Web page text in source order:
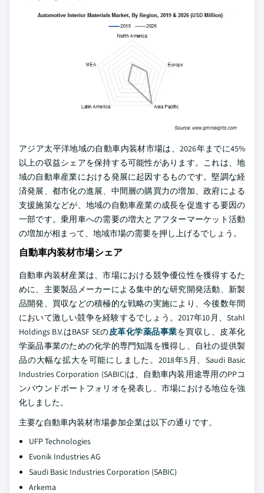
アジア太平洋地域の自動車内装材市場は、2026年までに45%
以上の収益シェアを保持する可能性があります。これは、地
域の自動車産業における発展に起因するものです。堅調な経
済発展、都市化の進展、中間層の購買力の増加、政府による
支援施策などが、地域の自動車産業の成長を促進する要因の
一部です。乗用車への需要の増大とアフターマーケット活動
の増加が相まって、地域市場の需要を押し上げるでしょう。
自動車内装材市場シェア
自動車内装材産業は、市場における競争優位性を獲得するた
めに、主要製品メーカーによる集中的な研究開発活動、新製
品開発、買収などの積極的な戦略の実施により、今後数年間
において激しい競争を経験するでしょう。2017年10月、Stahl
Holdings B.V.はBASF SEの皮革化学薬品事業を買収し、皮革化
学薬品事業のための化学的専門知識を獲得し、自社の提供製
品の大幅な拡大を可能にしました。2018年5月、Saudi Basic
Industries Corporation (SABIC)は、自動車内装用途専用のPPコ
ンパウンドポートフォリオを発表し、市場における地位を強
化しました。
主要な自動車内装材市場参加企業は以下の通りです。
UFP Technologies
Evonik Industries AG
Saudi Basic Industries Corporation (SABIC)
Arkema